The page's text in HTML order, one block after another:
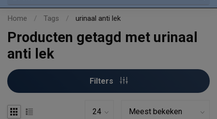
Home / Tags / urinaal anti lek
Producten getagd met urinaal
anti lek
Filters